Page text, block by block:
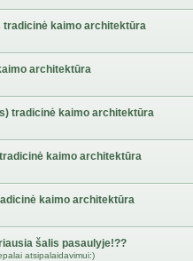
tradicinė kaimo architektūra
architektūra
tradicinė kaimo architektūra
kaimo architektūra
kaimo architektūra
šalis pasaulyje!??
atsipalaidavimui:)